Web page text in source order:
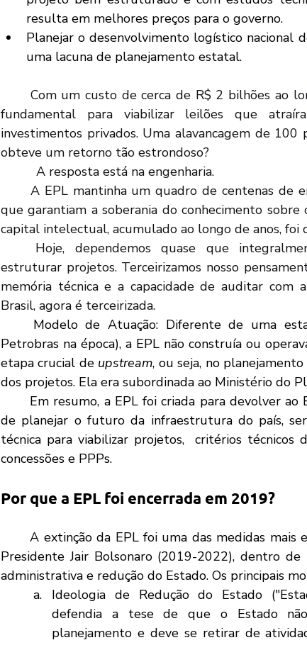
resulta em melhores preços para o governo.
Planejar o desenvolvimento logístico nacional
uma lacuna de planejamento estatal.
fundamental para viabilizar leilões que
investimentos privados. Uma alavancagem de
obteve um retorno tão estrondoso?
	  A resposta está na engenharia.
que garantiam a soberania do conhecimento
capital intelectual, acumulado ao longo de anos, foi
estruturar projetos. Terceirizamos nosso
memória técnica e a capacidade de auditar com
Brasil, agora é terceirizada.
Petrobras na época), a EPL não construía ou
etapa crucial de upstream, ou seja, no
dos projetos. Ela era subordinada ao Ministério do
de planejar o futuro da infraestrutura do país,
técnica para viabilizar projetos,  critérios
concessões e PPPs.
Por que a EPL foi encerrada em 2019?
	A extinção da EPL foi uma das medidas mais emblemáticas do início do governo do
Presidente Jair Bolsonaro (2019-2022), dentro
administrativa e redução do Estado. Os principais
Ideologia de Redução do Estado
defendia a tese de que o Estado
planejamento e deve se retirar de